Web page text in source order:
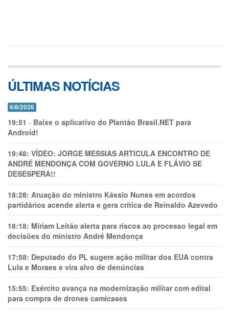
ÚLTIMAS NOTÍCIAS
6/8/2026
19:51 - Baixe o aplicativo do Plantão Brasil.NET para
Android!
19:48: VÍDEO: JORGE MESSIAS ARTICULA ENCONTRO DE
ANDRÉ MENDONÇA COM GOVERNO LULA E FLÁVIO SE
DESESPERA!!
18:28: Atuação do ministro Kássio Nunes em acordos
partidários acende alerta e gera crítica de Reinaldo Azevedo
18:18: Míriam Leitão alerta para riscos ao processo legal em
decisões do ministro André Mendonça
17:58: Deputado do PL sugere ação militar dos EUA contra
Lula e Moraes e vira alvo de denúncias
15:55: Exército avança na modernização militar com edital
para compra de drones camicases